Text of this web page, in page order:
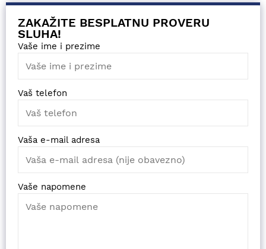
ZAKAŽITE BESPLATNU PROVERU
SLUHA!
Vaše ime i prezime
Vaš telefon
Vaša e-mail adresa
Vaše napomene